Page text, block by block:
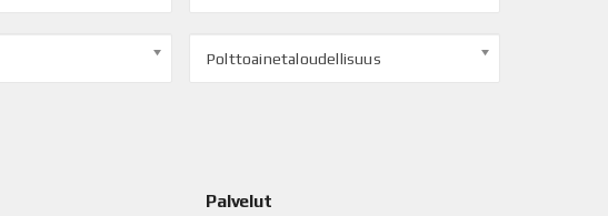
Polttoainetaloudellisuus
Palvelut